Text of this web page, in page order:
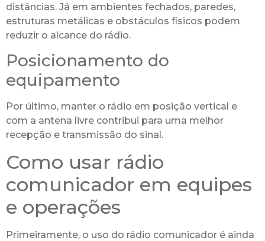
distâncias. Já em ambientes fechados, paredes,
estruturas metálicas e obstáculos físicos podem
reduzir o alcance do rádio.
Posicionamento do
equipamento
Por último, manter o rádio em posição vertical e
com a antena livre contribui para uma melhor
recepção e transmissão do sinal.
Como usar rádio
comunicador em equipes
e operações
Primeiramente, o uso do rádio comunicador é ainda